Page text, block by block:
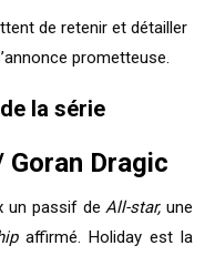
de retenir et détailler
prometteuse.
la série
Dragic
un passif deAll-star,une
affirmé. Holiday est la